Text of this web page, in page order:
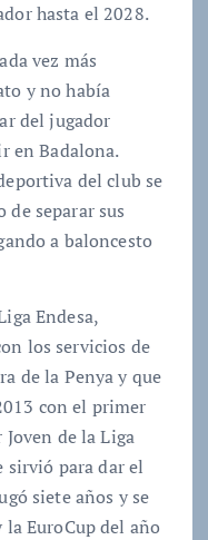
hasta el 2028.
vez más
y no había
del jugador
en Badalona.
del club se
separar sus
a baloncesto
Endesa,
los servicios de
de la Penya y que
con el primer
de la Liga
sirvió para dar el
siete años y se
EuroCup del año